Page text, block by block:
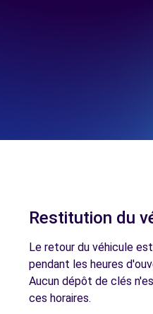
Restitution du
Le retour du véhicule
pendant les heures
Aucun dépôt de clés
ces horaires.